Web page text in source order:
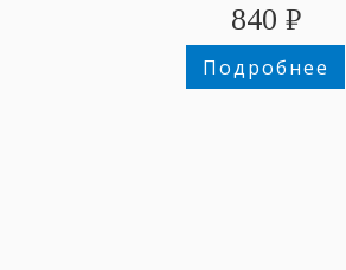
840 ₽
Подробнее